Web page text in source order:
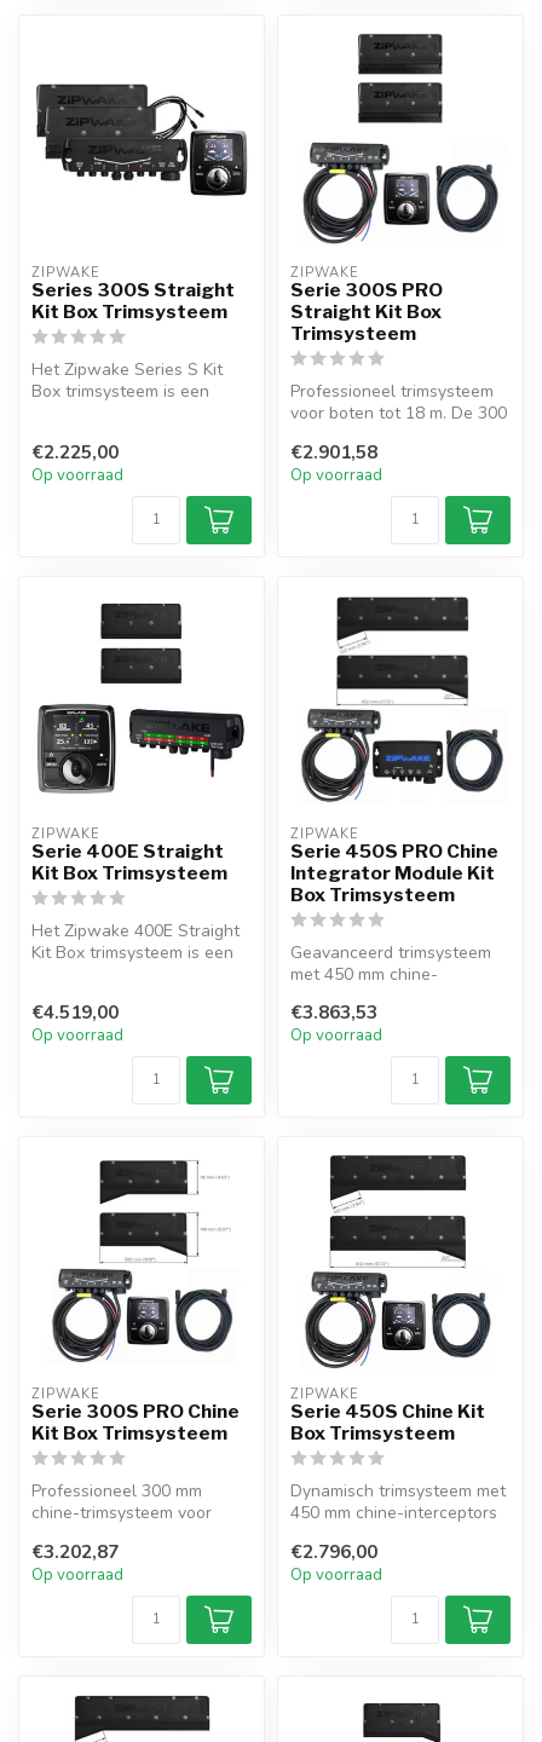
ZIPWAKE
Series 300S Straight
Kit Box Trimsysteem
Het Zipwake Series S Kit
Box trimsysteem is een
€2.225,00
Op voorraad
ZIPWAKE
Serie 300S PRO
Straight Kit Box
Trimsysteem
Professioneel trimsysteem
voor boten tot 18 m. De 300
€2.901,58
Op voorraad
ZIPWAKE
Serie 400E Straight
Kit Box Trimsysteem
Het Zipwake 400E Straight
Kit Box trimsysteem is een
€4.519,00
Op voorraad
ZIPWAKE
Serie 450S PRO Chine
Integrator Module Kit
Box Trimsysteem
Geavanceerd trimsysteem
met 450 mm chine-
tot 18 m. He...
€3.863,53
Op voorraad
ZIPWAKE
Serie 300S PRO Chine
Kit Box Trimsysteem
Professioneel 300 mm
chine-trimsysteem voor
interceptors ...
€3.202,87
Op voorraad
ZIPWAKE
Serie 450S Chine Kit
Box Trimsysteem
Dynamisch trimsysteem met
450 mm chine-interceptors
Autom...
€2.796,00
Op voorraad